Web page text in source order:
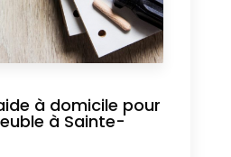
à domicile pour
à Sainte-